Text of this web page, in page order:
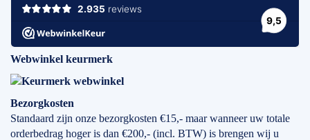
Webwinkel keurmerk
Bezorgkosten
Standaard zijn onze bezorgkosten €15,- maar wanneer uw totale
orderbedrag hoger is dan €200,- (incl. BTW) is brengen wij u